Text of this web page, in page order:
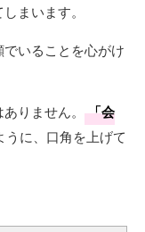
まいます。
いることを心がけ
りません。
「会
うに、口角を上げて